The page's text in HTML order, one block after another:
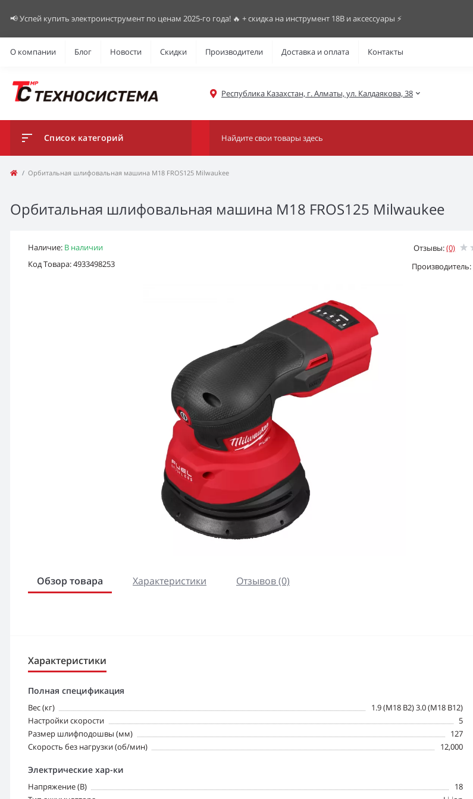
📢 Успей купить электроинструмент по ценам 2025-го года! 🔥 + скидка на инструмент 18В и аксессуары ⚡️
О компании Блог Новости Скидки Производители Доставка и оплата Контакты
Республика Казахстан, г. Алматы, ул. Калдаякова, 38
Список категорий
Орбитальная шлифовальная машина M18 FROS125 Milwaukee
Орбитальная шлифовальная машина M18 FROS125 Milwaukee
Наличие: В наличии
Код Товара: 4933498253
Отзывы:(0)
Производитель:
Обзор товара Характеристики Отзывов (0)
Характеристики
Полная спецификация
Вес (кг)
1.9 (M18 B2) 3.0 (M18 B12)
Настройки скорости
5
Размер шлифподошвы (мм)
127
Скорость без нагрузки (об/мин)
12,000
Электрические хар-ки
Напряжение (В)
18